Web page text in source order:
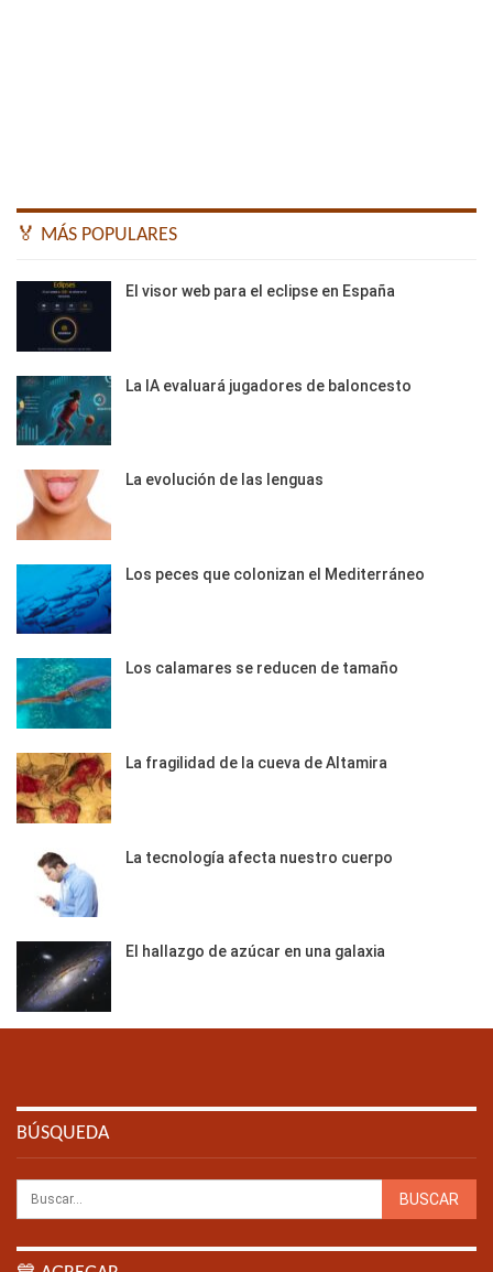
🏅 MÁS POPULARES
El visor web para el eclipse en España
La IA evaluará jugadores de baloncesto
La evolución de las lenguas
Los peces que colonizan el Mediterráneo
Los calamares se reducen de tamaño
La fragilidad de la cueva de Altamira
La tecnología afecta nuestro cuerpo
El hallazgo de azúcar en una galaxia
BÚSQUEDA